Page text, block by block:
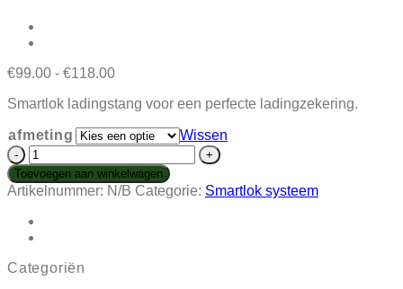
€99.00 - €118.00Prijsklasse:
tot
Smartlok ladingstang voor een perfecte ladingzekering.
afmeting
Wissen
Konvox
Smartlok
ladingstang
aantal
Toevoegen aan winkelwagen
Artikelnummer: N/B Categorie: Smartlok systeem
Categoriën